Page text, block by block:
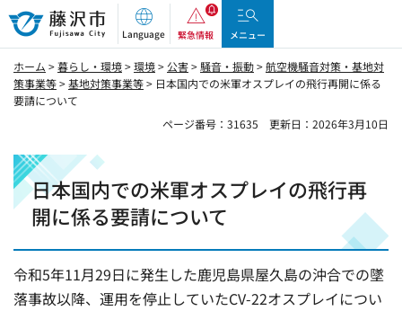
藤沢市
Language 緊急情報 メニュー
ホーム >暮らし・環境>環境>公害>騒音・振動>航空機騒音対策・基地対
策事業等>基地対策事業等> 日本国内での米軍オスプレイの飛行再開に係る
要請について
ページ番号：31635
更新日：2026年3月10日
日本国内での米軍オスプレイの飛行再
開に係る要請について
令和5年11月29日に発生した鹿児島県屋久島の沖合での墜
落事故以降、運用を停止していたCV-22オスプレイについ